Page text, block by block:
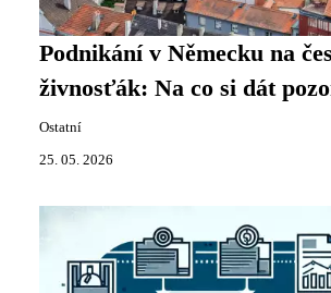
Podnikání v Německu na
živnosťák: Na co si dát
Ostatní
25. 05. 2026